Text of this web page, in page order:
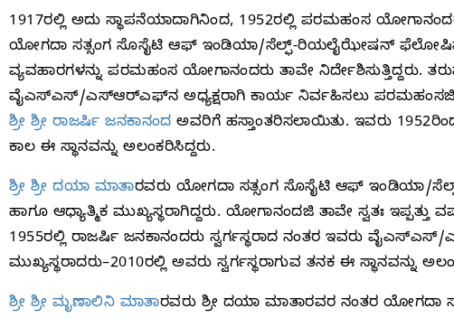
1917ರಲ್ಲಿ ಅದು ಸ್ಥಾಪನೆಯಾದಾಗಿನಿಂದ, 1952ರಲ್ಲಿ ಪರಮಹಂಸ
ಯೋಗದಾ ಸತ್ಸಂಗ ಸೊಸೈಟಿ ಆಫ್‌ ಇಂಡಿಯಾ/ಸೆಲ್ಫ್‌-ರಿಯಲೈಝೇಷನ್‌ ಫೆಲೋಷಿಪ್‌ನ
ವ್ಯವಹಾರಗಳನ್ನು ಪರಮಹಂಸ ಯೋಗಾನಂದರು ತಾವೇ ನಿರ್ದೇಶಿಸುತ್ತಿದ್ದರು.
ವೈಎಸ್‌ಎಸ್‌/ಎಸ್‌ಆರ್‌ಎಫ್‌ನ ಅಧ್ಯಕ್ಷರಾಗಿ ಕಾರ್ಯ ನಿರ್ವಹಿಸಲು ಪರಮಹಂಸಜಿ
ಶ್ರೀ ಶ್ರೀ ರಾಜರ್ಷಿ ಜನಕಾನಂದ ಅವರಿಗೆ ಹಸ್ತಾಂತರಿಸಲಾಯಿತು. ಇವರು
ಕಾಲ ಈ ಸ್ಥಾನವನ್ನು ಅಲಂಕರಿಸಿದ್ದರು.
ಶ್ರೀ ಶ್ರೀ ದಯಾ ಮಾತಾರವರು ಯೋಗದಾ ಸತ್ಸಂಗ ಸೊಸೈಟಿ ಆಫ್‌
ಹಾಗೂ ಆಧ್ಯಾತ್ಮಿಕ ಮುಖ್ಯಸ್ಥರಾಗಿದ್ದರು. ಯೋಗಾನಂದಜಿ ತಾವೇ ಸ್ವತಃ
1955ರಲ್ಲಿ ರಾಜರ್ಷಿ ಜನಕಾನಂದರು ಸ್ವರ್ಗಸ್ಥರಾದ ನಂತರ ಇವರು
ಮುಖ್ಯಸ್ಥರಾದರು–2010ರಲ್ಲಿ ಅವರು ಸ್ವರ್ಗಸ್ಥರಾಗುವ ತನಕ ಈ ಸ್ಥಾನವನ್ನು
ಶ್ರೀ ಶ್ರೀ ಮೃಣಾಲಿನಿ ಮಾತಾರವರು ಶ್ರೀ ದಯಾ ಮಾತಾರವರ ನಂತರ